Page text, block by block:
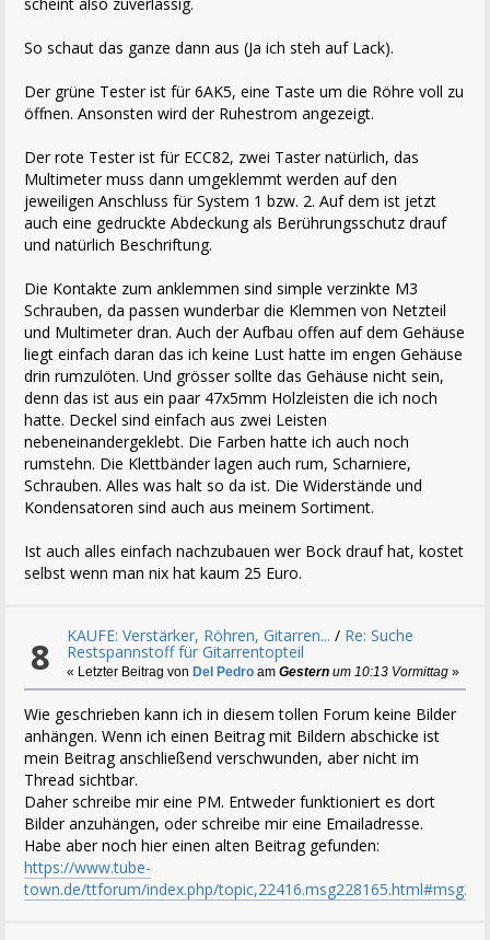
So schaut das ganze dann aus (Ja ich steh auf Lack).
Der grüne Tester ist für 6AK5, eine Taste um die Röhre voll zu
öffnen. Ansonsten wird der Ruhestrom angezeigt.
Der rote Tester ist für ECC82, zwei Taster natürlich, das
Multimeter muss dann umgeklemmt werden auf den
jeweiligen Anschluss für System 1 bzw. 2. Auf dem ist jetzt
auch eine gedruckte Abdeckung als Berührungsschutz drauf
und natürlich Beschriftung.
Die Kontakte zum anklemmen sind simple verzinkte M3
Schrauben, da passen wunderbar die Klemmen von Netzteil
und Multimeter dran. Auch der Aufbau offen auf dem Gehäuse
liegt einfach daran das ich keine Lust hatte im engen Gehäuse
drin rumzulöten. Und grösser sollte das Gehäuse nicht sein,
denn das ist aus ein paar 47x5mm Holzleisten die ich noch
hatte. Deckel sind einfach aus zwei Leisten
nebeneinandergeklebt. Die Farben hatte ich auch noch
rumstehn. Die Klettbänder lagen auch rum, Scharniere,
Schrauben. Alles was halt so da ist. Die Widerstände und
Kondensatoren sind auch aus meinem Sortiment.
Ist auch alles einfach nachzubauen wer Bock drauf hat, kostet
selbst wenn man nix hat kaum 25 Euro.
8 KAUFE: Verstärker, Röhren, Gitarren... / Re: Suche
Restspannstoff für Gitarrentopteil
« Letzter Beitrag von Del Pedro am Gestern um 10:13 Vormittag »
Wie geschrieben kann ich in diesem tollen Forum keine Bilder
anhängen. Wenn ich einen Beitrag mit Bildern abschicke ist
mein Beitrag anschließend verschwunden, aber nicht im
Thread sichtbar.
Daher schreibe mir eine PM. Entweder funktioniert es dort
Bilder anzuhängen, oder schreibe mir eine Emailadresse.
Habe aber noch hier einen alten Beitrag gefunden:
https://www.tube-
town.de/ttforum/index.php/